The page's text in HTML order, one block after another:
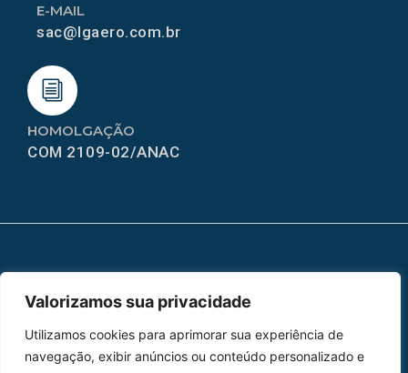
Valorizamos sua privacidade
Utilizamos cookies para aprimorar sua experiência de
navegação, exibir anúncios ou conteúdo personalizado e
HOMOLGAÇÃO
COM 2109-02/ANAC
E-MAIL
sac@lgaero.com.br
Home
Peças